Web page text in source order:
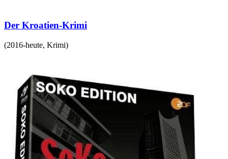
Der Kroatien-Krimi
(2016-heute, Krimi)